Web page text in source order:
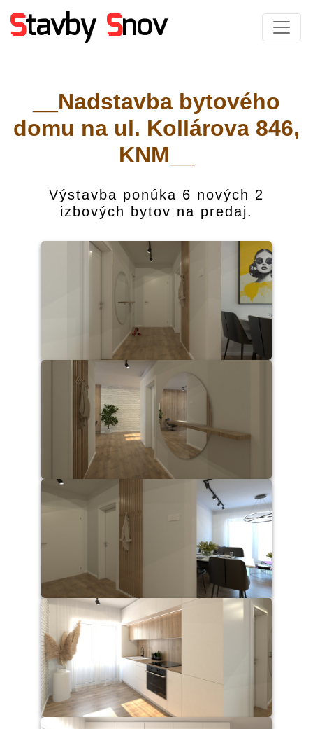
Stavby Snov
__Nadstavba bytového
domu na ul. Kollárova 846,
KNM__
Výstavba ponúka 6 nových 2
izbových bytov na predaj.